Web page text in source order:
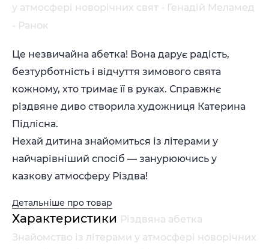
у атмосфері новорічних свят - Генадій Меламед
- Ранок
Це незвичайна абетка! Вона дарує радість,
безтурботність і відчуття зимового свята
кожному, хто тримає її в руках. Справжнє
різдвяне диво створила художниця Катерина
Підлісна.
Нехай дитина знайомиться із літерами у
найчарівніший спосіб — занурюючись у
казкову атмосферу Різдва!
Детальніше про товар
Характеристики Різдвяна абетка
Знайомство із літерами у атмосфері новорічних